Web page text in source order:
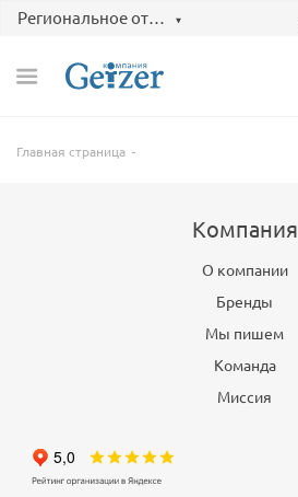
Региональное отделение
Главная страница
Компания
О компании
Бренды
Мы пишем
Команда
Миссия